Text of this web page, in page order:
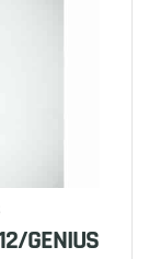
GENIUS